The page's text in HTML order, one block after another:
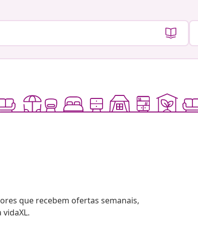
que recebem ofertas semanais,